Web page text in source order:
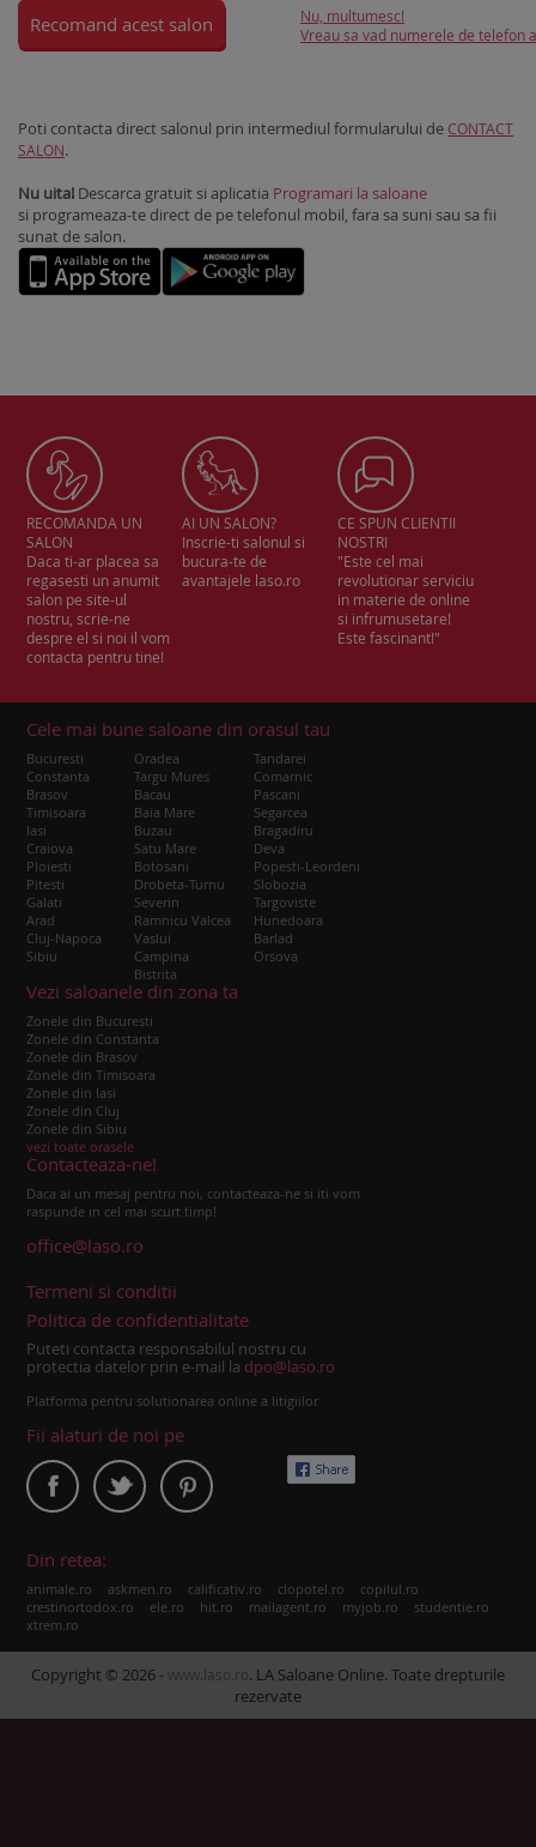
Recomand acest salon
Nu, multumesc!
Vreau sa vad numerele de telefon
Poti contacta direct salonul prin intermediul formularului de CONTACT
SALON.
Nu uita! Descarca gratuit si aplicatia Programari la saloane
si programeaza-te direct de pe telefonul mobil, fara sa suni sau sa fii
sunat de salon.
RECOMANDA UN
SALON
Daca ti-ar placea sa
regasesti un anumit
salon pe site-ul
nostru, scrie-ne
despre el si noi il vom
contacta pentru tine!
AI UN SALON?
Inscrie-ti salonul si
bucura-te de
avantajele laso.ro
CE SPUN CLIENTII
NOSTRI
"Este cel mai
revolutionar serviciu
in materie de online
si infrumusetare!
Este fascinant!"
Cele mai bune saloane din orasul tau
Bucuresti
Constanta
Brasov
Timisoara
Iasi
Craiova
Ploiesti
Pitesti
Galati
Arad
Cluj-Napoca
Sibiu
Oradea
Targu Mures
Bacau
Baia Mare
Buzau
Satu Mare
Botosani
Drobeta-Turnu
Severin
Ramnicu Valcea
Vaslui
Campina
Bistrita
Tandarei
Comarnic
Pascani
Segarcea
Bragadiru
Deva
Popesti-Leordeni
Slobozia
Targoviste
Hunedoara
Barlad
Orsova
Vezi saloanele din zona ta
Zonele din Bucuresti
Zonele din Constanta
Zonele din Brasov
Zonele din Timisoara
Zonele din Iasi
Zonele din Cluj
Zonele din Sibiu
vezi toate orasele
Contacteaza-ne!
Daca ai un mesaj pentru noi, contacteaza-ne si iti vom
raspunde in cel mai scurt timp!
office@laso.ro
Termeni si conditii
Politica de confidentialitate
Puteti contacta responsabilul nostru cu
protectia datelor prin e-mail la dpo@laso.ro
Platforma pentru solutionarea online a litigiilor
Fii alaturi de noi pe
Din retea:
animale.ro askmen.ro calificativ.ro clopotel.ro copilul.ro
crestinortodox.ro ele.ro hit.ro mailagent.ro myjob.ro studentie.ro
xtrem.ro
Copyright © 2026 - www.laso.ro. LA Saloane Online. Toate drepturile
rezervate